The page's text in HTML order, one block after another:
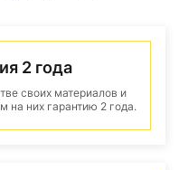
2 года
своих материалов и
на них гарантию 2 года.